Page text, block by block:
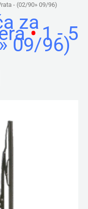
- (02/90» 09/96)
za
•1 - 5
09/96)